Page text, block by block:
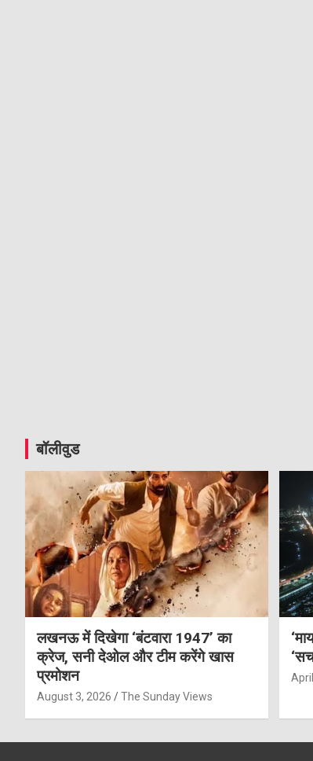
बॉलीवुड
लखनऊ में दिखेगा ‘बंटवारा 1947’ का
क्रेज, सनी देओल और टीम करेंगे खास
प्रमोशन
August 3, 2026 The Sunday Views